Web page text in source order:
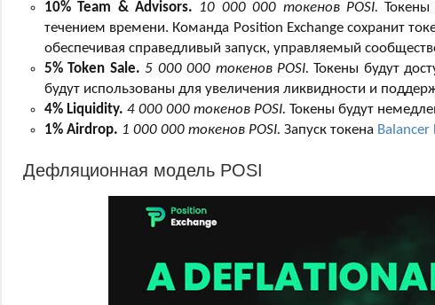
10% Team & Advisors. 10 000 000 токенов POSI. Токены
течением времени. Команда Position Exchange сохранит
обеспечивая справедливый запуск, управляемый
5% Token Sale. 5 000 000 токенов POSI. Токены будут
будут использованы для увеличения ликвидности и
4% Liquidity. 4 000 000 токенов POSI. Токены будут
1% Airdrop. 1 000 000 токенов POSI. Запуск токена Balancer
Дефляционная модель POSI